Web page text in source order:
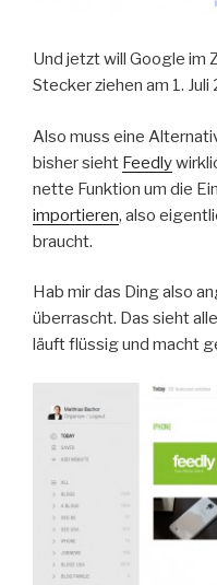
Und jetzt will Google im
Stecker ziehen am 1.
Also muss eine
bisher sieht Feedly
nette Funktion um die
importieren, also
braucht.
Hab mir das Ding also
überrascht. Das sieht
läuft flüssig und macht